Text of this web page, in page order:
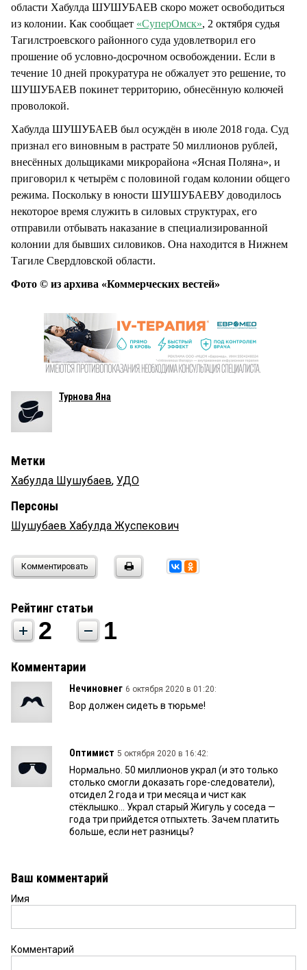
области Хабулда ШУШУБАЕВ скоро может освободиться
из колонии. Как сообщает «СуперОмск», 2 октября судья
Тагилстроевского районного суда удовлетворил его
прошение об условно-досрочном освобождении. Если в
течение 10 дней прокуратура не обжалует это решение, то
ШУШУБАЕВ покинет территорию, обнесённую колючей
проволокой.
Хабулда ШУШУБАЕВ был осуждён в июле 2018 года. Суд
признал его виновным в растрате 50 миллионов рублей,
внесённых дольщиками микрорайона «Ясная Поляна», и
приговорил к четырём с половиной годам колонии общего
режима. Поскольку в юности ШУШУБАЕВУ доводилось
некоторое время служить в силовых структурах, его
отправили отбывать наказание в специализированной
колонии для бывших силовиков. Она находится в Нижнем
Тагиле Свердловской области.
Фото © из архива «Коммерческих вестей»
Турнова Яна
Метки
Хабулда Шушубаев, УДО
Персоны
Шушубаев Хабулда Жуспекович
Комментировать
Рейтинг статьи
2 1
Комментарии
Нечиновнег 6 октября 2020 в 01:20:
Вор должен сидеть в тюрьме!
Оптимист 5 октября 2020 в 16:42:
Нормально. 50 миллионов украл (и это только
столько смогли доказать горе-следователи),
отсидел 2 года и три месяца и чист как
стёклышко... Украл старый Жигуль у соседа —
года три прийдется отпыхтеть. Зачем платить
больше, если нет разницы?
Ваш комментарий
Имя
Комментарий